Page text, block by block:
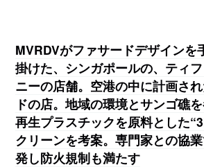
MVRDVがファサードデザインを
掛けた、シンガポールの、ティ
ニーの店舗。空港の中に計画さ
ドの店。地域の環境とサンゴ礁
再生プラスチックを原料とした
クリーンを考案。専門家との協
発し防火規制も満たす